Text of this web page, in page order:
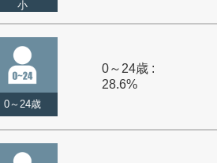
小
0～24歳
0～24歳 :
28.6%